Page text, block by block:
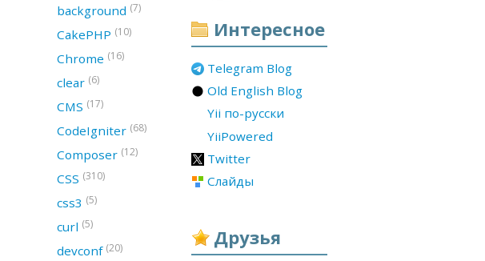
Интересное
Telegram Blog
Old English Blog
Yii по-русски
YiiPowered
Twitter
Слайды
Друзья
background (7)
CakePHP (10)
Chrome (16)
clear (6)
CMS (17)
CodeIgniter (68)
Composer (12)
CSS (310)
css3 (5)
curl (5)
devconf (20)